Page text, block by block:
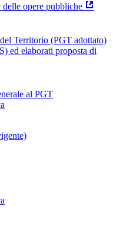
opere pubbliche
Territorio (PGT adottato)
ed elaborati proposta di
al PGT